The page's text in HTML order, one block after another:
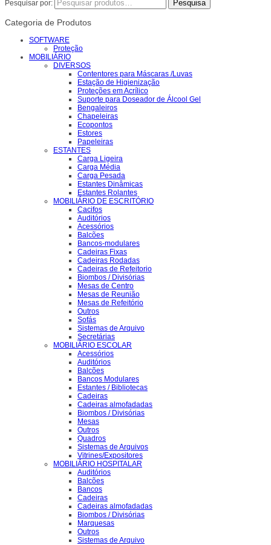
Pesquisar por:
Categoria de Produtos
SOFTWARE
Proteção
MOBILIÁRIO
DIVERSOS
Contentores para Máscaras /Luvas
Estação de Higienização
Proteções em Acrílico
Suporte para Doseador de Álcool Gel
Bengaleiros
Chapeleiras
Ecopontos
Estores
Papeleiras
ESTANTES
Carga Ligeira
Carga Média
Carga Pesada
Estantes Dinâmicas
Estantes Rolantes
MOBILIÁRIO DE ESCRITÓRIO
Cacifos
Auditórios
Acessórios
Balcões
Bancos-modulares
Cadeiras Fixas
Cadeiras Rodadas
Cadeiras de Refeitorio
Biombos / Divisórias
Mesas de Centro
Mesas de Reunião
Mesas de Refeitório
Outros
Sofás
Sistemas de Arquivo
Secretárias
MOBILIÁRIO ESCOLAR
Acessórios
Auditórios
Balcões
Bancos Modulares
Estantes / Bibliotecas
Cadeiras
Cadeiras almofadadas
Biombos / Divisórias
Mesas
Outros
Quadros
Sistemas de Arquivos
Vitrines/Expositores
MOBILIÁRIO HOSPITALAR
Auditórios
Balcões
Bancos
Cadeiras
Cadeiras almofadadas
Biombos / Divisórias
Marquesas
Outros
Sistemas de Arquivo